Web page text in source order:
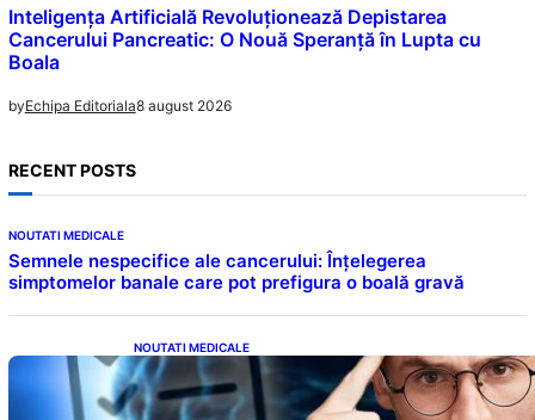
Inteligența Artificială Revoluționează Depistarea
Cancerului Pancreatic: O Nouă Speranță în Lupta cu
Boala
byEchipa Editoriala8 august 2026
RECENT POSTS
NOUTATI MEDICALE
Semnele nespecifice ale cancerului: Înțelegerea
simptomelor banale care pot prefigura o boală gravă
NOUTATI MEDICALE
Inteligența dincolo de note: Semnele unui IQ
ridicat care nu țin de școală